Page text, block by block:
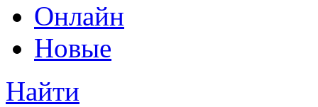
Онлайн
Новые
Найти